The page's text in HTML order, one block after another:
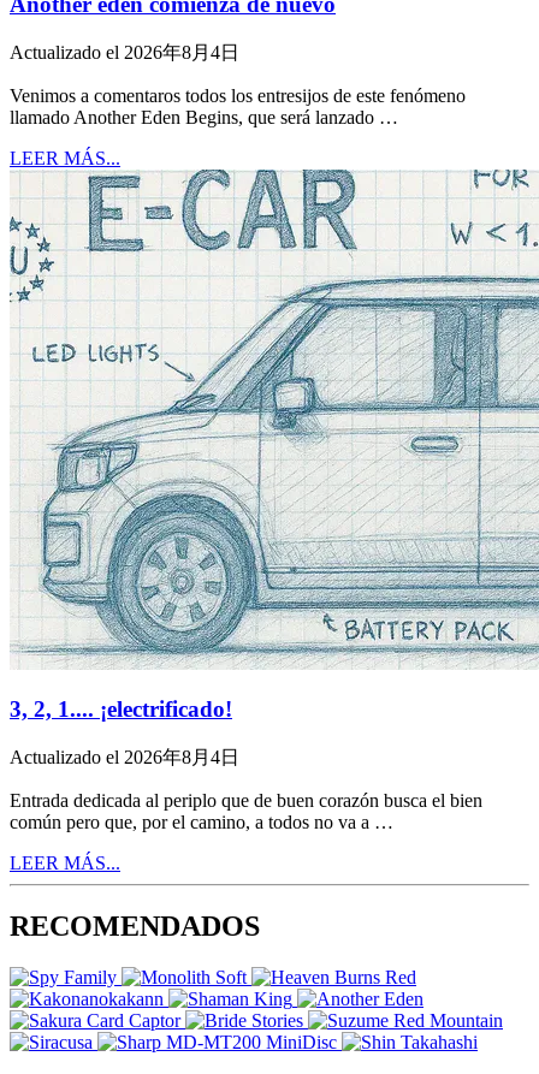
Actualizado el 2026年8月4日
Venimos a comentaros todos los entresijos de este fenómeno
llamado Another Eden Begins, que será lanzado …
LEER MÁS...
3, 2, 1.... ¡electrificado!
Actualizado el 2026年8月4日
Entrada dedicada al periplo que de buen corazón busca el bien
común pero que, por el camino, a todos no va a …
LEER MÁS...
RECOMENDADOS